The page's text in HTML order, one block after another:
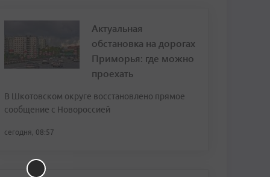
Актуальная
обстановка на дорогах
Приморья: где можно
проехать
В Шкотовском округе восстановлено прямое
сообщение с Новороссией
сегодня, 08:57